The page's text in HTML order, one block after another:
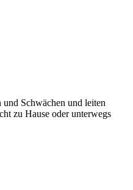
Schwächen und leiten
zu Hause oder unterwegs